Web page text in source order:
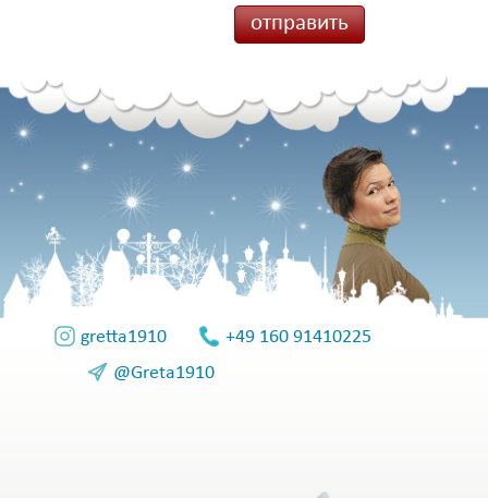
gretta1910
+49 160 91410225
@Greta1910